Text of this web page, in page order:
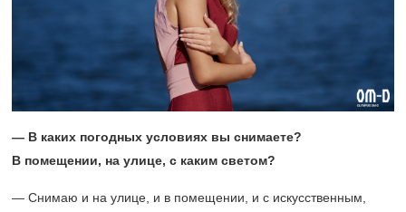
— В каких погодных условиях вы снимаете?
В помещении, на улице, с каким светом?
— Снимаю и на улице, и в помещении, и с искусственным,